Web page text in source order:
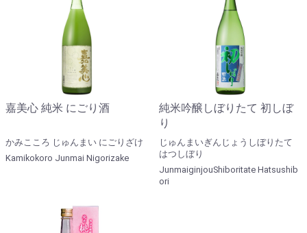
嘉美心 純米 にごり酒
かみこころ じゅんまい にごりざけ
Kamikokoro Junmai Nigorizake
純米吟醸しぼりたて 初しぼ
り
じゅんまいぎんじょうしぼりたて
はつしぼり
JunmaiginjouShiboritate Hatsushib
ori